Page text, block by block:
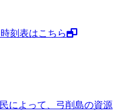
刻表はこちら
によって、弓削島の資源